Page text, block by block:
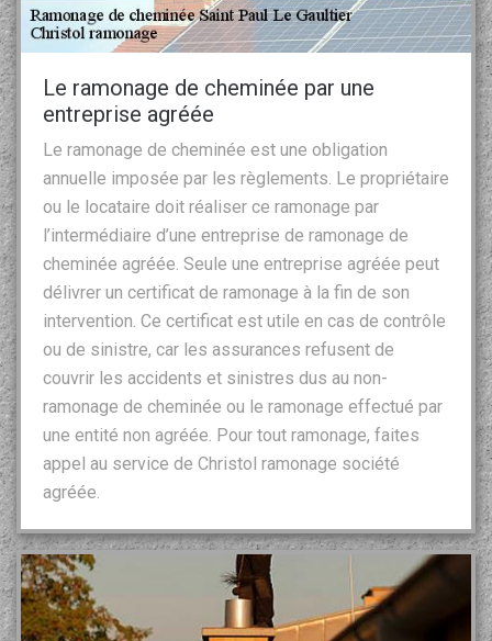
Le ramonage de cheminée par une
entreprise agréée
Le ramonage de cheminée est une obligation
annuelle imposée par les règlements. Le propriétaire
ou le locataire doit réaliser ce ramonage par
l’intermédiaire d’une entreprise de ramonage de
cheminée agréée. Seule une entreprise agréée peut
délivrer un certificat de ramonage à la fin de son
intervention. Ce certificat est utile en cas de contrôle
ou de sinistre, car les assurances refusent de
couvrir les accidents et sinistres dus au non-
ramonage de cheminée ou le ramonage effectué par
une entité non agréée. Pour tout ramonage, faites
appel au service de Christol ramonage société
agréée.